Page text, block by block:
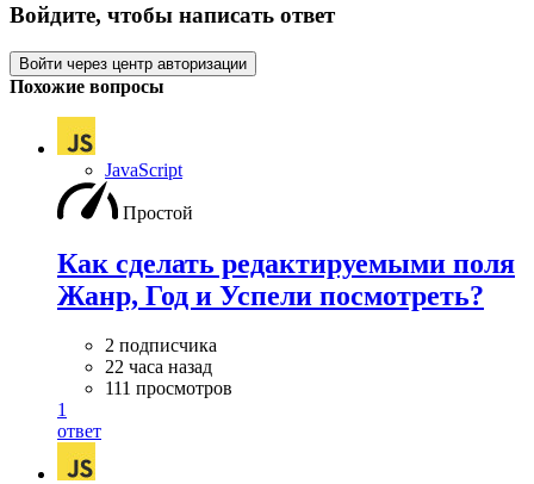
Войдите, чтобы написать ответ
Войти через центр авторизации
Похожие вопросы
JavaScript
Простой
Как сделать редактируемыми поля
Жанр, Год и Успели посмотреть?
2 подписчика
22 часа назад
111 просмотров
1
ответ